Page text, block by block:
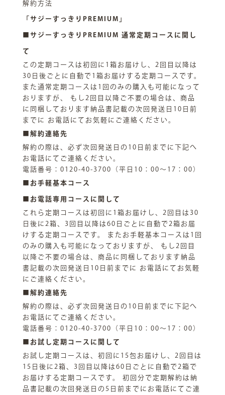
解約方法
「サジーすっきりPREMIUM」
■サジーすっきりPREMIUM 通常定期コースに関し
て
この定期コースは初回に1箱お届けし、2回目以降は
30日後ごとに自動で1箱お届けする定期コースです。
また通常定期コースは1回のみの購入も可能になって
おりますが、 もし2回目以降ご不要の場合は、商品
に同梱しております納品書記載の次回発送日10日前
までに お電話にてお気軽にご連絡ください。
■解約連絡先
解約の際は、必ず次回発送日の10日前までに下記へ
お電話にてご連絡ください。
電話番号：0120-40-3700（平日10：00～17：00）
■お手軽基本コース
■お電話専用コースに関して
これら定期コースは初回に1箱お届けし、2回目は30
日後に2箱、3回目以降は60日ごとに自動で2箱お届
けする定期コースです。 またお手軽基本コースは1回
のみの購入も可能になっておりますが、 もし2回目
以降ご不要の場合は、商品に同梱しております納品
書記載の次回発送日10日前までに お電話にてお気軽
にご連絡ください。
■解約連絡先
解約の際は、必ず次回発送日の10日前までに下記へ
お電話にてご連絡ください。
電話番号：0120-40-3700（平日10：00～17：00）
■お試し定期コースに関して
お試し定期コースは、初回に15包お届けし、2回目は
15日後に2箱、3回目以降は60日ごとに自動で2箱で
お届けする定期コースです。 初回分で定期解約は納
品書記載の次回発送日の5日前までにお電話にてご連